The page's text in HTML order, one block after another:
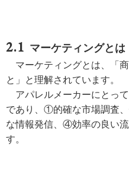
マーケティングとは
マーケティングとは、「
と」と理解されています。
アパレルメーカーにとっ
であり、①的確な市場調査
な情報発信、④効率の良い
す。